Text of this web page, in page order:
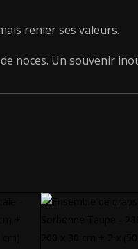
renier ses valeurs.
noces. Un souvenir